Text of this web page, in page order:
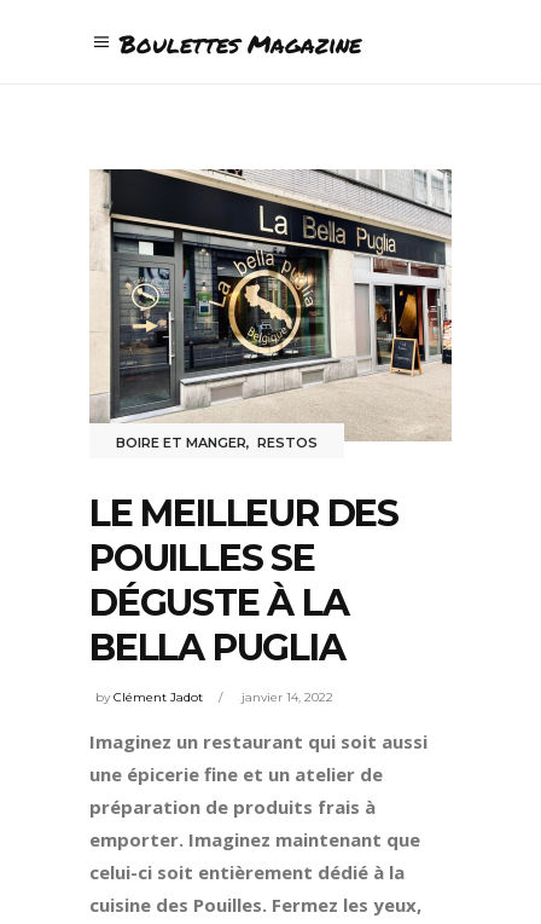
Boulettes Magazine
BOIRE ET MANGER,RESTOS
LE MEILLEUR DES
POUILLES SE
DÉGUSTE À LA
BELLA PUGLIA
byClément Jadot janvier 14, 2022
Imaginez un restaurant qui soit aussi
une épicerie fine et un atelier de
préparation de produits frais à
emporter. Imaginez maintenant que
celui-ci soit entièrement dédié à la
cuisine des Pouilles. Fermez les yeux,